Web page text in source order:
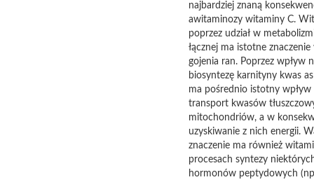
najbardziej znaną
awitaminozy witaminy C.
poprzez udział w
łącznej ma istotne
gojenia ran. Poprzez wpływ
biosyntezę karnityny kwas
ma pośrednio istotny wpływ
transport kwasów
mitochondriów, a w
uzyskiwanie z nich energii.
znaczenie ma również
procesach syntezy
hormonów peptydowych